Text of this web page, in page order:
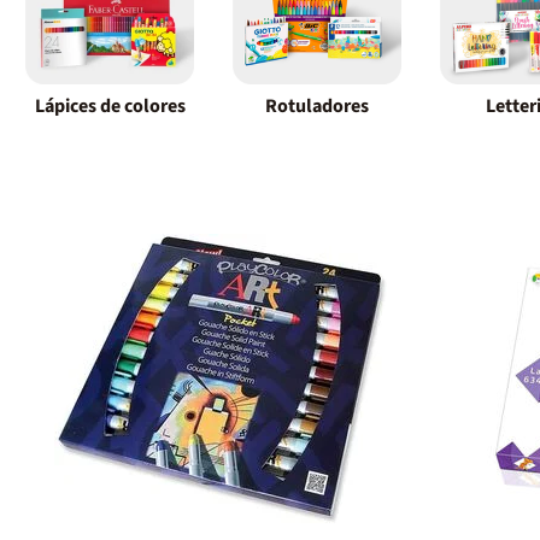
Lápices de colores Rotuladores